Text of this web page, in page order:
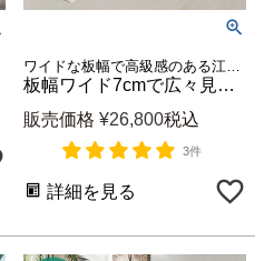
ワイドな板幅で高級感のある江戸間6畳用ウッドカーペット
板幅ワイド7cmで広々見える軽量ウッドカーペット GA-70 江戸間6畳用 約260×350cm (低ホルマリン・1梱包) [cpt-ga70-e60]
販売価格 ¥26,800税込
3件
詳細を見る